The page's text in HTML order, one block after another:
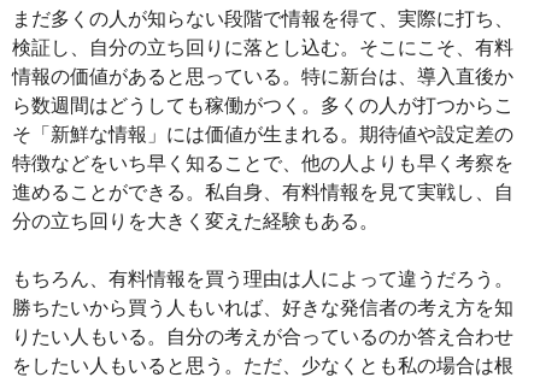
まだ多くの人が知らない段階で情報を得て、実際に打ち、
検証し、自分の立ち回りに落とし込む。そこにこそ、有料
情報の価値があると思っている。特に新台は、導入直後か
ら数週間はどうしても稼働がつく。多くの人が打つからこ
そ「新鮮な情報」には価値が生まれる。期待値や設定差の
特徴などをいち早く知ることで、他の人よりも早く考察を
進めることができる。私自身、有料情報を見て実戦し、自
分の立ち回りを大きく変えた経験もある。
もちろん、有料情報を買う理由は人によって違うだろう。
勝ちたいから買う人もいれば、好きな発信者の考え方を知
りたい人もいる。自分の考えが合っているのか答え合わせ
をしたい人もいると思う。ただ、少なくとも私の場合は根